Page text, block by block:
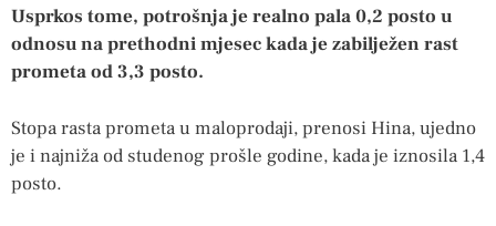
Usprkos tome, potrošnja je realno pala 0,2 posto u
odnosu na prethodni mjesec kada je zabilježen rast
prometa od 3,3 posto.
Stopa rasta prometa u maloprodaji, prenosi Hina, ujedno
je i najniža od studenog prošle godine, kada je iznosila 1,4
posto.